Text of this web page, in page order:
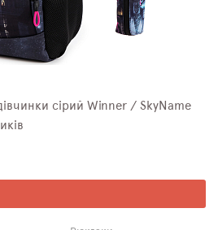
сірий Winner / SkyNamе